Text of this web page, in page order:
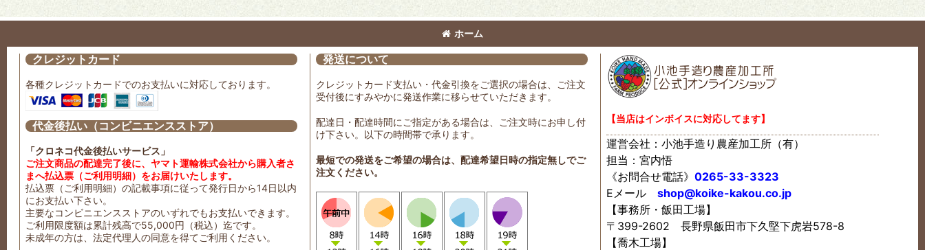
ホーム
クレジットカード
各種クレジットカードでのお支払いに対応しております。
代金後払い（コンビニエンスストア）
「クロネコ代金後払いサービス」
ご注文商品の配達完了後に、ヤマト運輸株式会社から購入者さ
まへ払込票（ご利用明細）をお届けいたします。
払込票（ご利用明細）の記載事項に従って発行日から14日以内
にお支払い下さい。
主要なコンビニエンスストアのいずれでもお支払いできます。
ご利用限度額は累計残高で55,000円（税込）迄です。
未成年の方は、法定代理人の同意を得てご利用ください。
発送について
クレジットカード支払い・代金引換をご選択の場合は、ご注文
受付後にすみやかに発送作業に移らせていただきます。
配達日・配達時間にご指定がある場合は、ご注文時にお申し付
け下さい。以下の時間帯で承ります。
最短での発送をご希望の場合は、配達希望日時の指定無しでご
注文ください。
【当店はインボイスに対応してます】
運営会社：小池手造り農産加工所（有）
担当：宮内悟
《お問合せ電話》0265-33-3323
Eメールshop@koike-kakou.co.jp
【事務所・飯田工場】
〒399-2602 長野県飯田市下久堅下虎岩578-8
【喬木工場】